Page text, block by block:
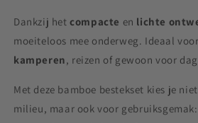
Dankzij hetcompacte en lichte
moeiteloos mee onderweg. Ideaal voor
kamperen, reizen of gewoon voor
Met deze bamboe bestekset kies je
milieu, maar ook voor